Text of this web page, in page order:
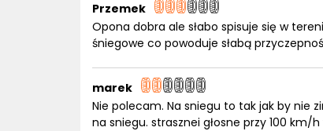
Przemek
Opona dobra ale słabo spisuje się w
śniegowe co powoduje słabą
marek
Nie polecam. Na sniegu to tak jak by nie
na sniegu. strasznei głosne przy 100 km/